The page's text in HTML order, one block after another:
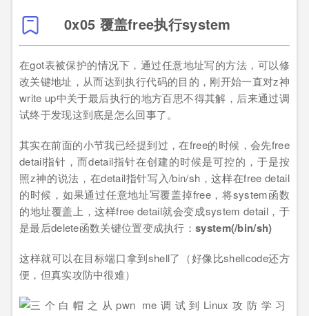
0x05 覆盖free执行system
在got表被保护的情况下，通过任意地址写的方法，可以修
改关键地址，从而达到执行代码的目的，刚开始一直对z神
write up中关于最后执行的地方百思不得其解，后来通过调
试终于发现这到底是怎么回事了。
其实在前面的小节我已经提到过，在free的时候，会先free
detail指针，而detail指针在创建的时候是可控的，于是按
照z神的说法，在detail指针写入/bin/sh，这样在free detail
的时候，如果通过任意地址写覆盖掉free，将system函数
的地址覆盖上，这样free detail就会变成system detail，于
是最后delete函数关键位置变成执行： system(/bin/sh)
这样就可以在目标端口拿到shell了（好像比shellcode还方
便，但真实攻防中很难）